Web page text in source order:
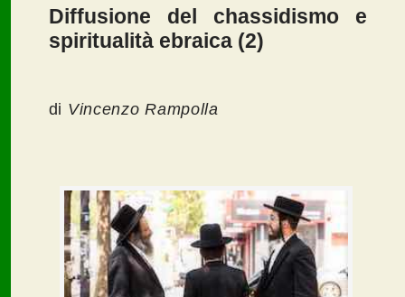
Diffusione del chassidismo e
spiritualità ebraica (2)
di Vincenzo Rampolla